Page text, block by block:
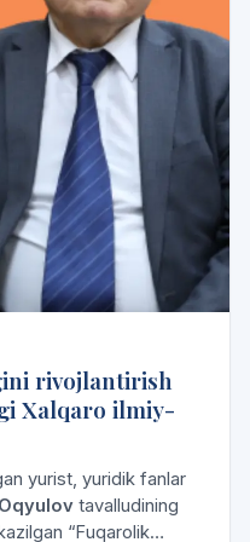
rivojlantirish
Xalqaro ilmiy-
yurist, yuridik fanlar
tavalludining
“Fuqarolik